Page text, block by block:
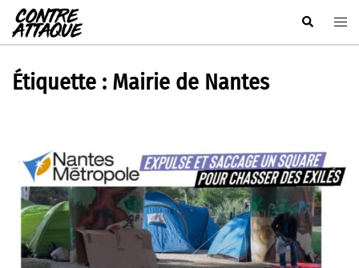
Aller
au
contenu
Rechercher
Étiquette : Mairie de Nantes